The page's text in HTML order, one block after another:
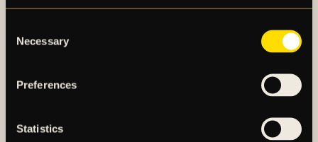
Selection
Necessary
Preferences
Statistics
elitfotbollsverksamhet genom ett herrlag och ett
damlag. Herrlaget spelar i Allsvenskan och damlaget
noterat på NGM Nordic Growth Market Stockholm.